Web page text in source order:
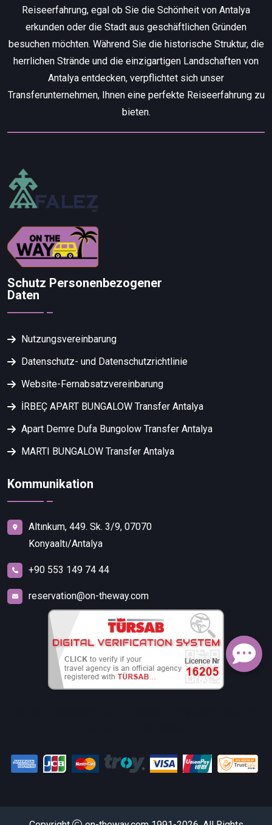
Reiseerfahrung, egal ob Sie die Schönheit von Antalya
erkunden oder die Stadt aus geschäftlichen Gründen
besuchen möchten. Während Sie die historische Struktur, die
herrlichen Strände und die einzigartigen Landschaften von
Antalya entdecken, verpflichtet sich unser
Transferunternehmen, Ihnen eine perfekte Reiseerfahrung zu
bieten.
Schutz Personenbezogener
Daten
Nutzungsvereinbarung
Datenschutz- und Datenschutzrichtlinie
Website-Fernabsatzvereinbarung
İRBEÇ APART BUNGALOW Transfer Antalya
Apart Demre Dufa Bungolow Transfer Antalya
MARTI BUNGALOW Transfer Antalya
Kommunikation
Altınkum, 449. Sk. 3/9, 07070
Konyaaltı/Antalya
+90 553 149 74 44
reservation@on-theway.com